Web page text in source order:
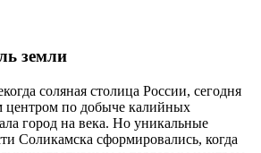
земли
соляная столица России, сегодня
центром по добыче калийных
город на века. Но уникальные
Соликамска сформировались, когда